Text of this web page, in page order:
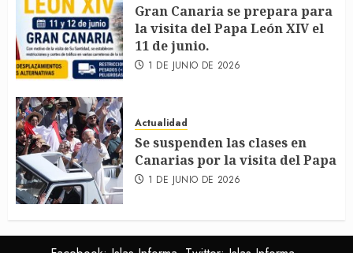
Gran Canaria se prepara para
la visita del Papa León XIV el
11 de junio.
1 DE JUNIO DE 2026
Actualidad
Se suspenden las clases en
Canarias por la visita del Papa
1 DE JUNIO DE 2026